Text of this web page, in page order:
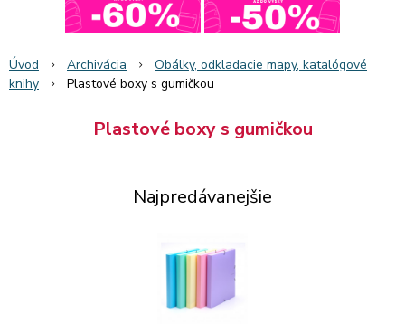
Úvod Archivácia
Obálky, odkladacie mapy, katalógové
knihy
Plastové boxy s gumičkou
Plastové boxy s gumičkou
Najpredávanejšie